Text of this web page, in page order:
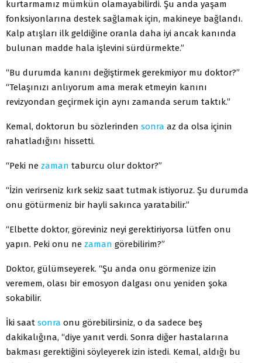
kurtarmamız mümkün olamayabilirdi. Şu anda yaşam
fonksiyonlarına destek sağlamak için, makineye bağlandı.
Kalp atışları ilk geldiğine oranla daha iyi ancak kanında
bulunan madde hala işlevini sürdürmekte.”
“Bu durumda kanını değiştirmek gerekmiyor mu doktor?”
“Telaşınızı anlıyorum ama merak etmeyin kanını
revizyondan geçirmek için aynı zamanda serum taktık.”
Kemal, doktorun bu sözlerinden sonra az da olsa içinin
rahatladığını hissetti.
“Peki ne zaman taburcu olur doktor?”
“İzin verirseniz kırk sekiz saat tutmak istiyoruz. Şu durumda
onu götürmeniz bir hayli sakınca yaratabilir.”
“Elbette doktor, göreviniz neyi gerektiriyorsa lütfen onu
yapın. Peki onu ne zaman görebilirim?”
Doktor, gülümseyerek. “Şu anda onu görmenize izin
veremem, olası bir emosyon dalgası onu yeniden şoka
sokabilir.
İki saat sonra onu görebilirsiniz, o da sadece beş
dakikalığına, “diye yanıt verdi. Sonra diğer hastalarına
bakması gerektiğini söyleyerek izin istedi. Kemal, aldığı bu